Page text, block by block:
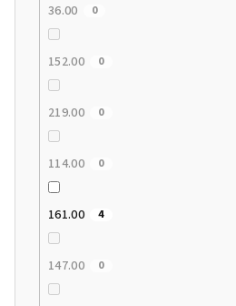
36.00 0
152.00 0
219.00 0
114.00 0
161.00 4
147.00 0